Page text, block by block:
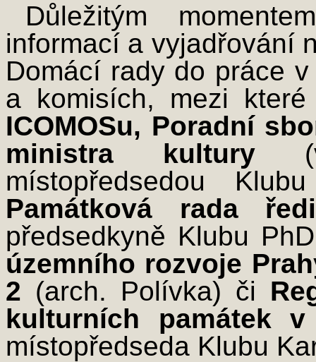
Důležitým
informací a vyjadřování
Domácí rady do práce
a komisích, mezi
ICOMOSu, Poradní
ministra kultury
místopředsedou
Památková rada
předsedkyně Klubu
územního rozvoje
2 (arch. Polívka) či
kulturních památek
místopředseda Klubu